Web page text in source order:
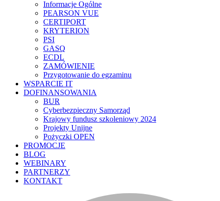
Informacje Ogólne
PEARSON VUE
CERTIPORT
KRYTERION
PSI
GASQ
ECDL
ZAMÓWIENIE
Przygotowanie do egzaminu
WSPARCIE IT
DOFINANSOWANIA
BUR
Cyberbezpieczny Samorząd
Krajowy fundusz szkoleniowy 2024
Projekty Unijne
Pożyczki OPEN
PROMOCJE
BLOG
WEBINARY
PARTNERZY
KONTAKT